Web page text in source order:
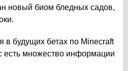
новый биом бледных садов,
в будущих бетах по Minecraft
есть множество информации